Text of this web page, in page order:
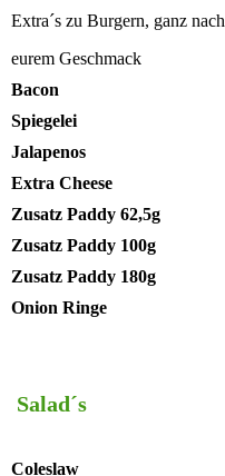
Extra´s zu Burgern, ganz nach
eurem Geschmack
Bacon
Spiegelei
Jalapenos
Extra Cheese
Zusatz Paddy 62,5g
Zusatz Paddy 100g
Zusatz Paddy 180g
Onion Ringe
Salad´s
Coleslaw